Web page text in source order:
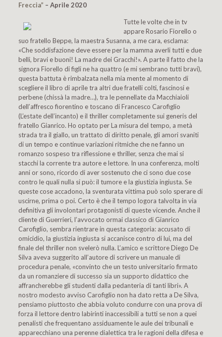
Freccia” – Aprile 2020
Tutte le volte che in tv
appare Rosario Fiorello o
suo fratello Beppe, la maestra Susanna, a me cara, esclama:
«Che soddisfazione deve essere per la mamma averli tutti e due
belli, bravi e buoni! La madre dei Gracchi!». A parte il fatto che la
signora Fiorello di figli ne ha quattro (e mi sembrano tutti bravi),
questa battuta è rimbalzata nella mia mente al momento di
scegliere il libro di aprile tra altri due fratelli colti, fascinosi e
perbene (chissà la madre…), tra le pennellate da Macchiaioli
dell’affresco fiorentino e toscano di Francesco Carofiglio
(L’estate dell’incanto) e il thriller completamente sui generis del
fratello Gianrico. Ho optato per La misura del tempo, a metà
strada tra il giallo, un trattato di diritto penale, gli amori svaniti
di un tempo e continue variazioni ritmiche che ne fanno un
romanzo sospeso tra riflessione e thriller, senza che mai si
stacchi la corrente tra autore e lettore. In una conferenza, molti
anni or sono, ricordo di aver sostenuto che ci sono due cose
contro le quali nulla si può: il tumore e la giustizia ingiusta. Se
queste cose accadono, la sventurata vittima può solo sperare di
uscirne, prima o poi. Certo è che il tempo logora talvolta in via
definitiva gli involontari protagonisti di queste vicende. Anche il
cliente di Guerrieri, l’avvocato ormai classico di Gianrico
Carofiglio, sembra rientrare in questa categoria: accusato di
omicidio, la giustizia ingiusta si accanisce contro di lui, ma del
finale del thriller non svelerò nulla. L’amico e scrittore Diego De
Silva aveva suggerito all’autore di scrivere un manuale di
procedura penale, «convinto che un testo universitario firmato
da un romanziere di successo sia un supporto didattico che
affrancherebbe gli studenti dalla pedanteria di tanti libri». A
nostro modesto avviso Carofiglio non ha dato retta a De Silva,
pensiamo piuttosto che abbia voluto condurre con una prova di
forza il lettore dentro labirinti inaccessibili a tutti se non a quei
penalisti che frequentano assiduamente le aule dei tribunali e
apparecchiano una perenne dialettica tra le ragioni della difesa e